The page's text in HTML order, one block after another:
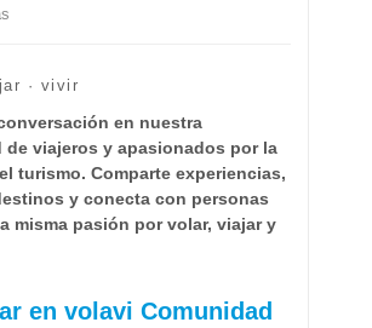
· vivir
en nuestra
de viajeros y apasionados por la
turismo. Comparte experiencias,
y conecta con personas
misma pasión por volar, viajar y
en volavi Comunidad